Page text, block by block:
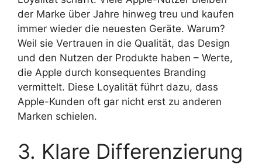
der Marke über Jahre hinweg treu und kaufen
immer wieder die neuesten Geräte. Warum?
Weil sie Vertrauen in die Qualität, das Design
und den Nutzen der Produkte haben – Werte,
die Apple durch konsequentes Branding
vermittelt. Diese Loyalität führt dazu, dass
Apple-Kunden oft gar nicht erst zu anderen
Marken schielen.
3. Klare Differenzierung